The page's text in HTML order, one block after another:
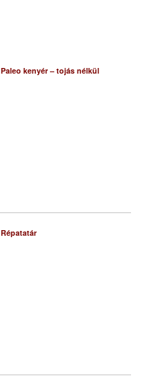
Paleo kenyér – tojás nélkül
Répatatár